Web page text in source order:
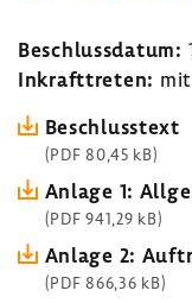
Beschlussdatum:
Inkrafttreten:
Beschlusstext
(PDF 80,45 kB)
Anlage 1:
(PDF 941,29 kB)
Anlage 2:
(PDF 866,36 kB)